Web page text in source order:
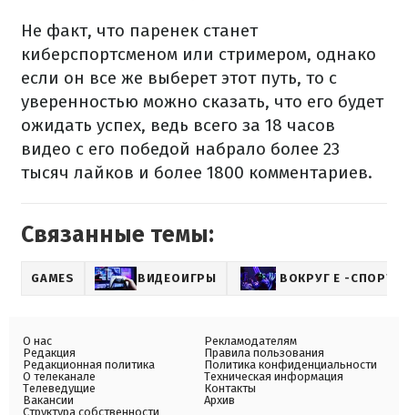
Не факт, что паренек станет
киберспортсменом или стримером, однако
если он все же выберет этот путь, то с
уверенностью можно сказать, что его будет
ожидать успех, ведь всего за 18 часов
видео с его победой набрало более 23
тысяч лайков и более 1800 комментариев.
Связанные темы:
GAMES ВИДЕОИГРЫ ВОКРУГ Е -СПОРТА
О нас
Редакция
Редакционная политика
О телеканале
Телеведущие
Вакансии
Структура собственности
Рекламодателям
Правила пользования
Политика конфиденциальности
Техническая информация
Контакты
Архив